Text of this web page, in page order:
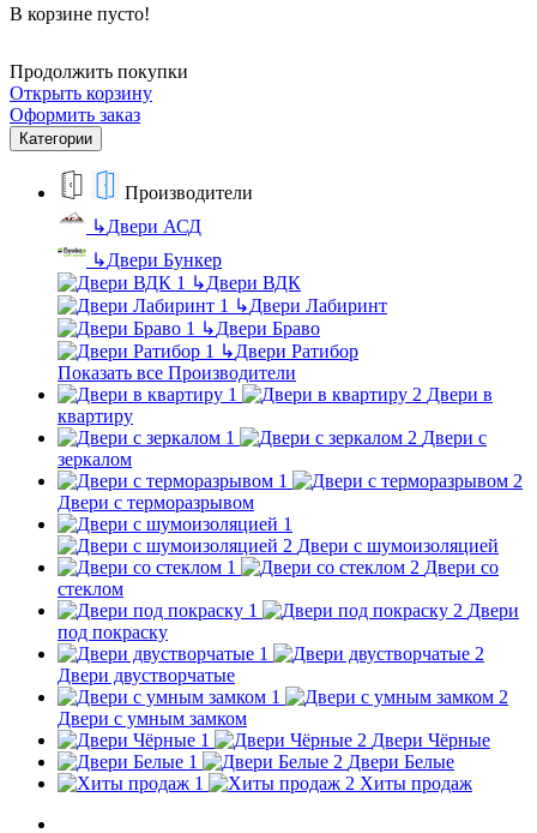
В корзине пусто!
Продолжить покупки
Открыть корзину
Оформить заказ
Категории
Производители
↳Двери АСД
↳Двери Бункер
↳Двери ВДК
↳Двери Лабиринт
↳Двери Браво
↳Двери Ратибор
Показать все Производители
Двери в
квартиру
Двери с
зеркалом
Двери с терморазрывом
Двери с шумоизоляцией
Двери со
стеклом
Двери
под покраску
Двери двустворчатые
Двери с умным замком
Двери Чёрные
Двери Белые
Хиты продаж